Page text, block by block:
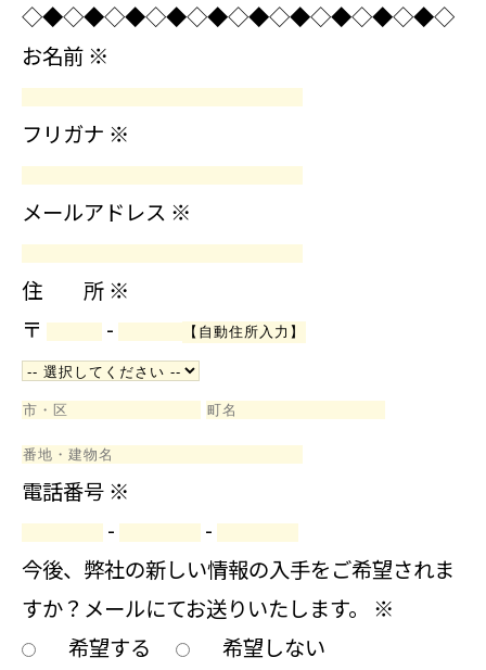
◇◆◇◆◇◆◇◆◇◆◇◆◇◆◇◆◇◆◇◆◇
お名前 ※
フリガナ ※
メールアドレス ※
住 所 ※
〒
-
電話番号 ※
-
-
今後、弊社の新しい情報の入手をご希望されま
すか？メールにてお送りいたします。 ※
希望する
希望しない